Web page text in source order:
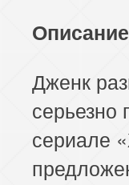
121 серия
125 серия
129 серия
133 серия
Дженк
серьезно
сериале